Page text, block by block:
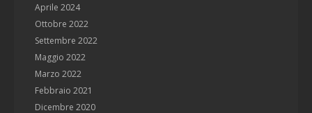
Aprile 2024
Ottobre 2022
Settembre 2022
Maggio 2022
Marzo 2022
Febbraio 2021
Dicembre 2020